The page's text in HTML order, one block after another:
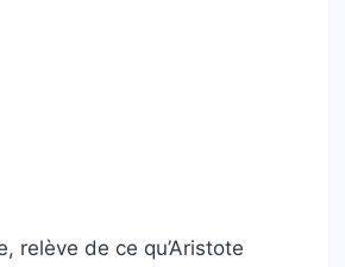
relève de ce qu’Aristote